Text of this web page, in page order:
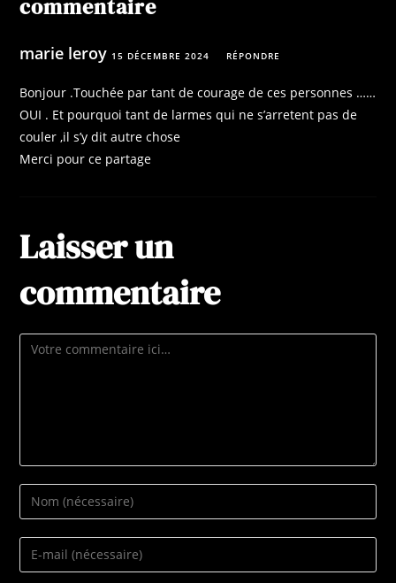
commentaire
marie leroy 15 DÉCEMBRE 2024 RÉPONDRE
Bonjour .Touchée par tant de courage de ces personnes ……
OUI . Et pourquoi tant de larmes qui ne s’arretent pas de
couler ,il s’y dit autre chose
Merci pour ce partage
Laisser un
commentaire